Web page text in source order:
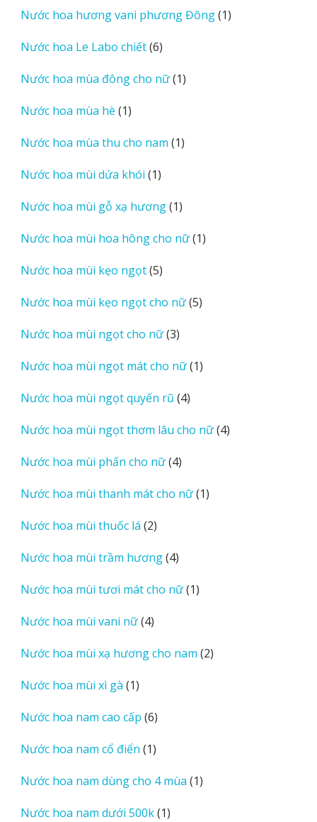
phẩm
Nước hoa hương vani phương Đông 11
Nước hoa Le Labo chiết 66
phẩm
Nước hoa mùa đông cho nữ 11
Nước hoa mùa hè 11
phẩm
Nước hoa mùa thu cho nam 11
Nước hoa mùi dứa khói 11
phẩm
Nước hoa mùi gỗ xạ hương 11
phẩm
Nước hoa mùi hoa hông cho nữ 11
Nước hoa mùi kẹo ngọt 55
phẩm
Nước hoa mùi kẹo ngọt cho nữ 55
Nước hoa mùi ngọt cho nữ 33
phẩm
Nước hoa mùi ngọt mát cho nữ 11
Nước hoa mùi ngọt quyến rũ 44
phẩm
Nước hoa mùi ngọt thơm lâu cho nữ 44
Nước hoa mùi phấn cho nữ 44
phẩm
Nước hoa mùi thanh mát cho nữ 11
Nước hoa mùi thuốc lá 22
phẩm
Nước hoa mùi trầm hương 44
phẩm
Nước hoa mùi tươi mát cho nữ 11
Nước hoa mùi vani nữ 44
phẩm
Nước hoa mùi xạ hương cho nam 22
Nước hoa mùi xì gà 11
phẩm
Nước hoa nam cao cấp 66
phẩm
Nước hoa nam cổ điển 11
phẩm
Nước hoa nam dùng cho 4 mùa 11
Nước hoa nam dưới 500k 11